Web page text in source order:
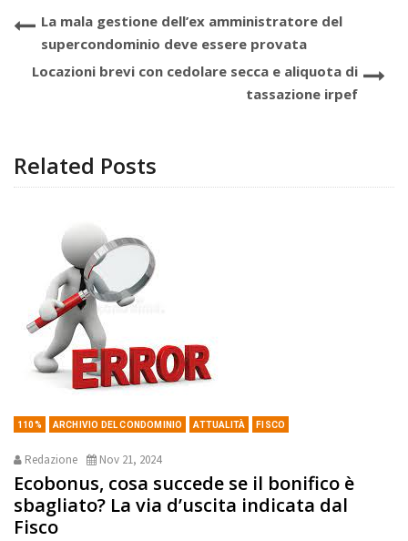
La mala gestione dell’ex amministratore del
supercondominio deve essere provata
Locazioni brevi con cedolare secca e aliquota di
tassazione irpef
Related Posts
110% ARCHIVIO DEL CONDOMINIO ATTUALITÀ FISCO
Redazione Nov 21, 2024
Ecobonus, cosa succede se il bonifico è
sbagliato? La via d’uscita indicata dal
Fisco